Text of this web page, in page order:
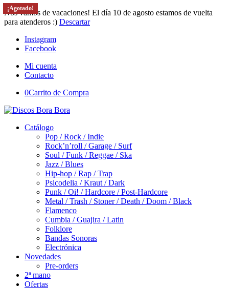
Nos vamos de vacaciones! El día 10 de agosto estamos de vuelta
para atenderos :) Descartar
Instagram
Facebook
Mi cuenta
Contacto
0Carrito de Compra
Catálogo
Pop / Rock / Indie
Rock’n’roll / Garage / Surf
Soul / Funk / Reggae / Ska
Jazz / Blues
Hip-hop / Rap / Trap
Psicodelia / Kraut / Dark
Punk / Oi! / Hardcore / Post-Hardcore
Metal / Trash / Stoner / Death / Doom / Black
Flamenco
Cumbia / Guajira / Latin
Folklore
Bandas Sonoras
Electrónica
Novedades
Pre-orders
2ª mano
Ofertas
¡Agotado!